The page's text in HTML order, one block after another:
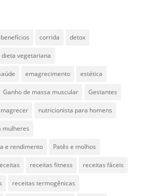
corrida detox
dieta vegetariana
emagrecimento estética
Ganho de massa muscular Gestantes
nutricionista para homens
mulheres
e rendimento Patês e molhos
receitas fitness receitas fáceis
receitas termogênicas